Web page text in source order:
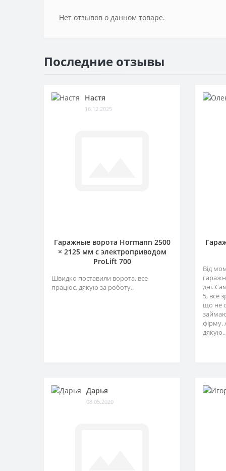
Нет отзывов о данном товаре.
Последние отзывы
Настя
16.12.2025
Гаражные ворота Hormann 2500
× 2125 мм c электроприводом
ProLift 700
Швидко поставили ворота, все
працює, дякую за роботу..
Від
дні.
5, все
що не
фірму.
дякую..
Дарья
08.05.2020